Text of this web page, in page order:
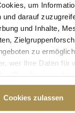
um
darauf
und Inhalte,
zu
wer Ihre Daten für
durch Klicken
oder widerrufen
Cookies zulassen